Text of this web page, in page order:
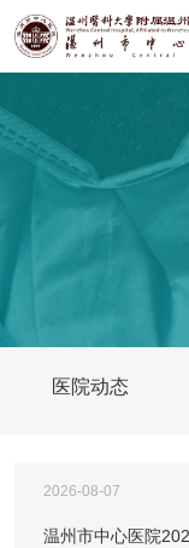
医院动态
2026-08-07
温州市中心医院